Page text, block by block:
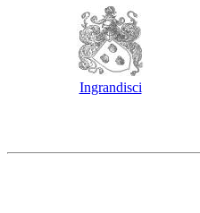
Ingrandisci